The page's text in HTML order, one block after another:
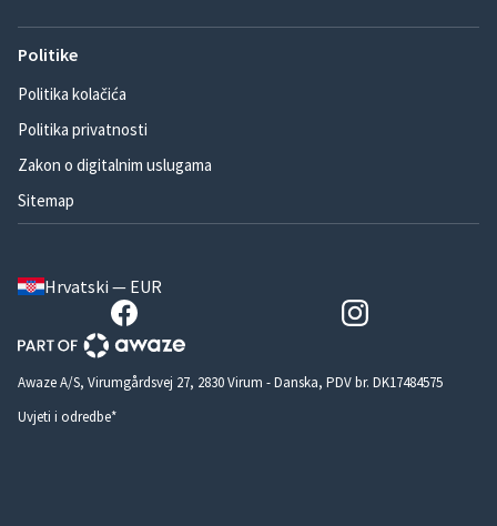
Politike
Politika kolačića
Politika privatnosti
Zakon o digitalnim uslugama
Sitemap
Hrvatski — EUR
Awaze A/S, Virumgårdsvej 27, 2830 Virum - Danska, PDV br. DK17484575
Uvjeti i odredbe*